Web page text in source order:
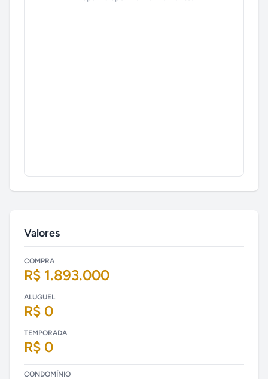
Valores
COMPRA
R$ 1.893.000
ALUGUEL
R$ 0
TEMPORADA
R$ 0
CONDOMÍNIO